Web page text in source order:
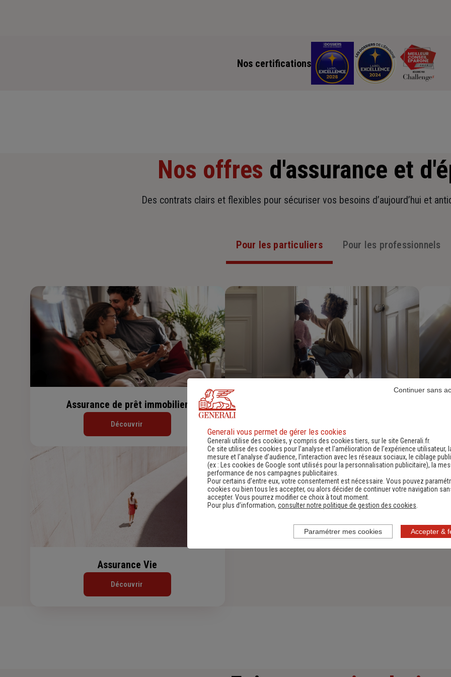
Nos certifications
Nos offres d'assurance et
Des contrats clairs et flexibles pour sécuriser vos besoins d’aujourd’hui et
Pour les particuliers Pour les professionnels
Assurance de prêt immobilier
Découvrir
Assurance Vie
Découvrir
Generali vous permet de gérer les cookies
Generali utilise des cookies, y compris des cookies tiers, sur le site Generali.fr.
Ce site utilise des cookies pour l’analyse et l'amélioration de l’expérience utilisateur,
mesure et l’analyse d’audience, l’interaction avec les réseaux sociaux, le ciblage
(ex :
Les cookies de Google sont utilisés pour la personnalisation publicitaire), la
performance de nos campagnes publicitaires.
Pour certains d’entre eux, votre consentement est nécessaire. Vous pouvez
cookies ou bien tous les accepter, ou alors décider de continuer votre navigation
accepter. Vous pourrez modifier ce choix à tout moment.
Pour plus d’information, consulter notre politique de gestion des cookies
Accepter &
Continuer sans
Paramétrer mes cookies